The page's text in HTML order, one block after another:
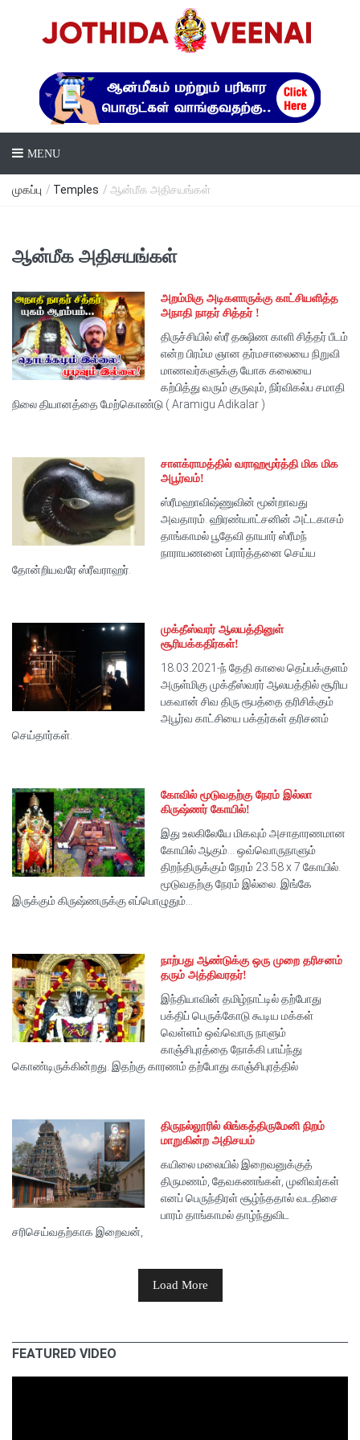
MENU
முகப்பு / Temples / ஆன்மீக அதிசயங்கள்
ஆன்மீக அதிசயங்கள்
அறம்மிகு அடிகளாருக்கு காட்சியளித்த
அநாதி நாதர் சித்தர் !
திருச்சியில் ஸ்ரீ தக்ஷிண காளி சித்தர் பீடம்
என்ற பிரம்ம ஞான தர்மசாலையை நிறுவி
மாணவர்களுக்கு யோக கலையை
கற்பித்து வரும் குருவும், நிர்விகல்ப சமாதி
நிலை தியானத்தை மேற்கொண்டு ( Aramigu Adikalar )
சாளக்ராமத்தில் வராஹமூர்த்தி மிக மிக
அபூர்வம்!
ஸ்ரீமஹாவிஷ்ணுவின் மூன்றாவது
அவதாரம். ஹிரண்யாட்சனின் அட்டகாசம்
தாங்காமல் பூதேவி தாயார் ஸ்ரீமந்
நாராயணனை ப்ரார்த்தனை செய்ய
தோன்றியவரே ஸ்ரீவராஹர்.
முக்தீஸ்வரர் ஆலயத்தினுள்
சூரியக்கதிர்கள்!
18.03.2021-ந் தேதி காலை தெப்பக்குளம்
அருள்மிகு முக்தீஸ்வரர் ஆலயத்தில் சூரிய
பகவான் சிவ திரு ரூபத்தை தரிசிக்கும்
அபூர்வ காட்சியை பக்தர்கள் தரிசனம்
செய்தார்கள்.
கோவில் மூடுவதற்கு நேரம் இல்லா
கிருஷ்ணர் கோயில்!
இது உலகிலேயே மிகவும் அசாதாரணமான
கோயில் ஆகும்... ஒவ்வொருநாளும்
திறந்திருக்கும் நேரம் 23.58 x 7 கோயில்.
மூடுவதற்கு நேரம் இல்லை. இங்கே
இருக்கும் கிருஷ்ணருக்கு எப்பொழுதும்...
நாற்பது ஆண்டுக்கு ஒரு முறை தரிசனம்
தரும் அத்திவரதர்!
இந்தியாவின் தமிழ்நாட்டில் தற்போது
பக்திப் பெருக்கோடு கூடிய மக்கள்
வெள்ளம் ஒவ்வொரு நாளும்
காஞ்சிபுரத்தை நோக்கி பாய்ந்து
கொண்டிருக்கின்றது. இதற்கு காரணம் தற்போது காஞ்சிபுரத்தில்
திருநல்லூரில் லிங்கத்திருமேனி நிறம்
மாறுகின்ற அதிசயம்
கயிலை மலையில் இறைவனுக்குத்
திருமணம், தேவகணங்கள், முனிவர்கள்
எனப் பெருந்திரள் சூழ்ந்ததால் வடதிசை
பாரம் தாங்காமல் தாழ்ந்துவிட
சரிசெய்வதற்காக இறைவன்,
Load More
FEATURED VIDEO